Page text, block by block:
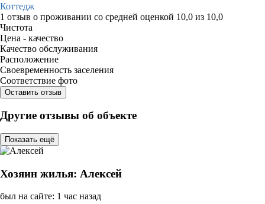
Коттедж
1 отзыв о проживании со средней оценкой 10,0 из 10,0
Чистота
Цена - качество
Качество обслуживания
Расположение
Своевременность заселения
Соответствие фото
Оставить отзыв
Другие отзывы об объекте
Показать ещё
Хозяин жилья: Алексей
был на сайте: 1 час назад